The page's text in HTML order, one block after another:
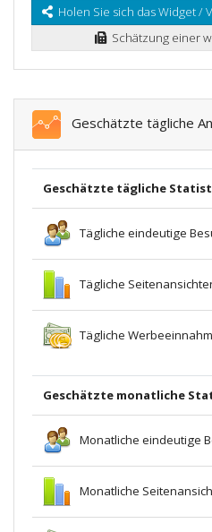
Holen Sie sich das Widget /
Schätzung einer
Geschätzte tägliche
Geschätzte tägliche
Tägliche eindeutige
Tägliche
Tägliche
Geschätzte monatliche
Monatliche eindeutige
Monatliche